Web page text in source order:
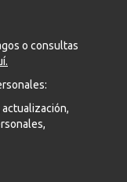
o consultas